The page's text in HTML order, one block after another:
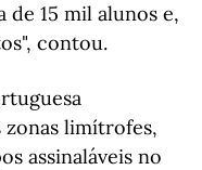
de 15 mil alunos e,
contou.
zonas limítrofes,
assinaláveis no